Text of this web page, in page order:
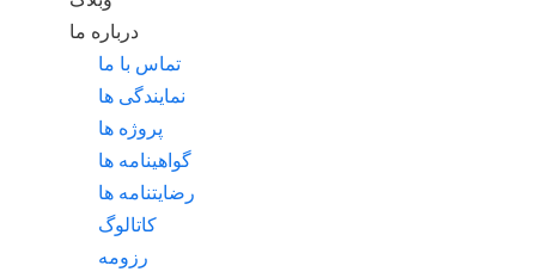
درباره ما
تماس با ما
نمایندگی ها
پروژه ها
گواهینامه ها
رضایتنامه ها
کاتالوگ
رزومه